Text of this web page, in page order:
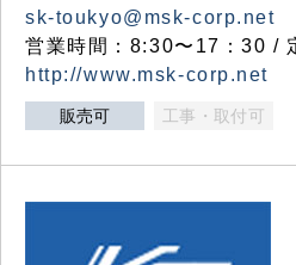
sk-toukyo@msk-corp.net
営業時間：8:30〜17：30 /
http://www.msk-corp.net
販売可 工事・取付可